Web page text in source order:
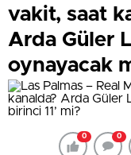
vakit, saat
Arda Güler
oynayacak
0 0